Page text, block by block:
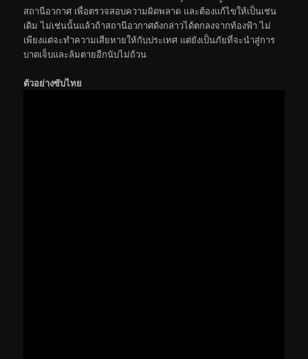
สถานีอวกาศ เพื่อตรวจสอบความผิดพลาด และต้องแก้ไขให้เป็นเช่น
เดิม ไม่เช่นนั้นแล้วถ้าสถานีอวกาศดังกล่าวได้ตกลงจากท้องฟ้า ไม่
เพียงแต่จะทำความเสียหายให้กับประเทศ แต่ยังเป็นภัยที่จะนำสู่การ
บาดเจ็บและล้มตายอีกนับไม่ถ้วน
ตัวอย่างซับไทย